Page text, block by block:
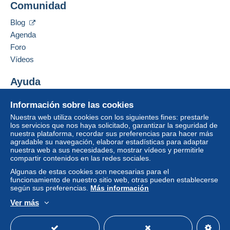
Carta (tamaño normal)
Desde 101gr
6,70 €
Carta con seguimiento (formato normal/o
pequeño)
Pago por:
2,00 €
Para acceder a la información
sobre las entregas, debe ser
miembro y conectarse.
Identific
Registr
Contactar con el vendedor
Información sobre las cookies
Nuestra web utiliza cookies con los siguientes fines: prestarle
los servicios que nos haya solicitado, garantizar la seguridad de
nuestra plataforma, recordar sus preferencias para hacer más
agradable su navegación, elaborar estadísticas para adaptar
nuestra web a sus necesidades, mostrar vídeos y permitirle
compartir contenidos en las redes sociales.
Algunas de estas cookies son necesarias para el
funcionamiento de nuestro sitio web, otras pueden establecerse
según sus preferencias. Más información
Ver más
Comunidad
Blog
Agenda
Foro
Vídeos
Ayuda
Comprar en Delcampe
Vender en Delcampe
Una página securizada